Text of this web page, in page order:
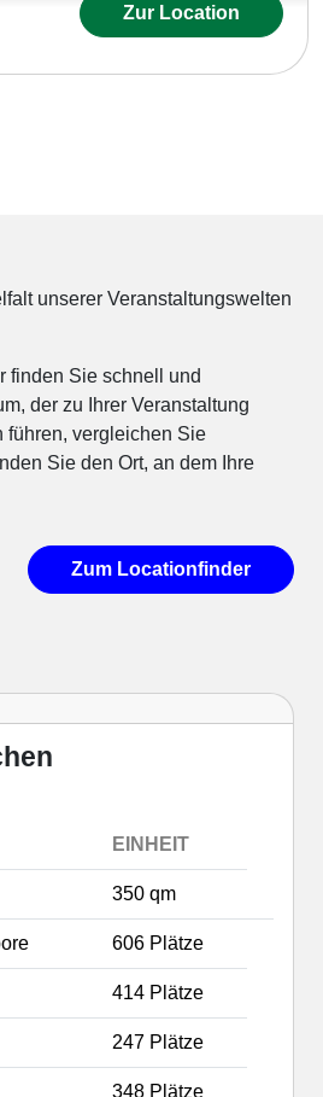
Zur Location
unserer Veranstaltungswelten
finden Sie schnell und
der zu Ihrer Veranstaltung
führen, vergleichen Sie
Sie den Ort, an dem Ihre
Zum Locationfinder
EINHEIT
350 qm
606 Plätze
414 Plätze
247 Plätze
348 Plätze